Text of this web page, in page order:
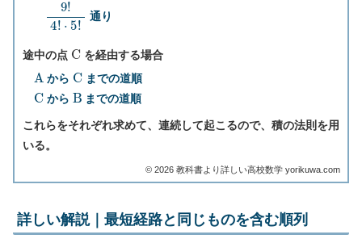
4!⋅ 通り
途中の点 C を経由する場合
A から C までの道順
Cから B までの道順
これらをそれぞれ求めて、連続して起こるので、積の法則を用
いる。
©︎ 2026 教科書より詳しい高校数学 yorikuwa.com
詳しい解説｜最短経路と同じものを含む順列